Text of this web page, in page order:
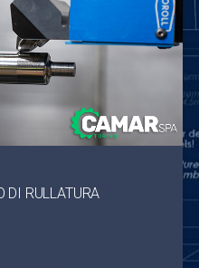
DI RULLATURA